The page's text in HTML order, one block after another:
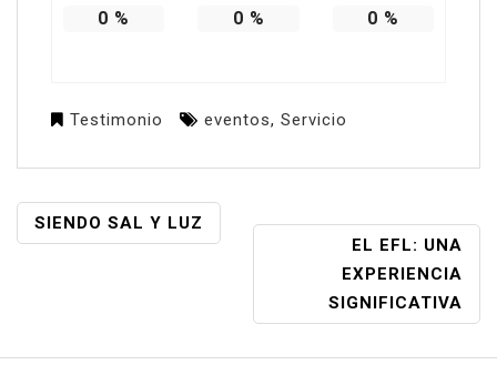
0 % 0 % 0 %
Testimonio eventos, Servicio
NAVEGACIÓN
DE
SIENDO SAL Y LUZ
EL EFL: UNA
EXPERIENCIA
SIGNIFICATIVA